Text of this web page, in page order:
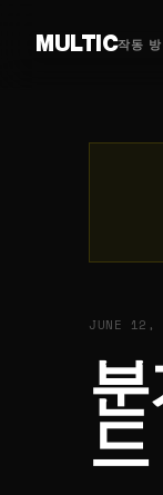
MULTIC작동 방
JUNE 12,
분
드